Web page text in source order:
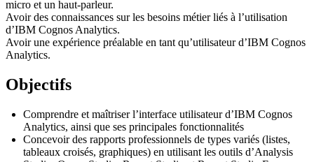
micro et un haut-parleur.
Avoir des connaissances sur les besoins métier liés à l’utilisation
d’IBM Cognos Analytics.
Avoir une expérience préalable en tant qu’utilisateur d’IBM Cognos
Analytics.
Objectifs
Comprendre et maîtriser l’interface utilisateur d’IBM Cognos
Analytics, ainsi que ses principales fonctionnalités
Concevoir des rapports professionnels de types variés (listes,
tableaux croisés, graphiques) en utilisant les outils d’Analysis